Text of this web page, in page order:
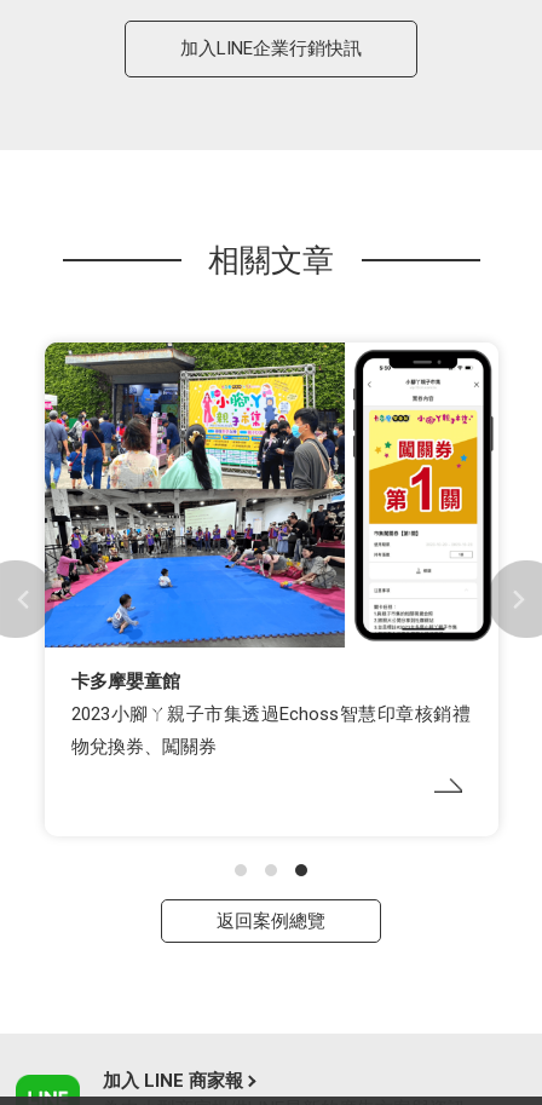
加入LINE企業行銷快訊
相關文章
卡多摩嬰童館
2023小腳ㄚ親子市集透過Echoss智慧印章核銷禮
物兌換券、闖關券
返回案例總覽
加入 LINE 商家報